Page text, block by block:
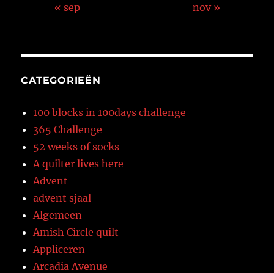
« sep nov »
CATEGORIEËN
100 blocks in 100days challenge
365 Challenge
52 weeks of socks
A quilter lives here
Advent
advent sjaal
Algemeen
Amish Circle quilt
Appliceren
Arcadia Avenue